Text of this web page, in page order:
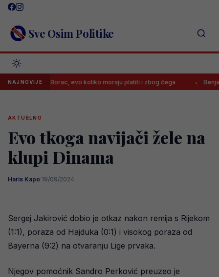
Skip
content Sve Osim Politike
NAJNOVIJE
kaznila Borac, evo koliko moraju platiti i zbog čega Benjamin
AKTUELNO
Evo tkoga navijači žele na
klupi Dinama
Haris Kapo·19/09/2024
Sergej Jakirović dobio je otkaz nakon remija s Rijekom
(1:1), poraza od Hajduka (0:1) i visokog poraza od
Bayerna (9:2) na otvaranju Lige prvaka.
Njegov pomoćnik Sandro Perković preuzeo je